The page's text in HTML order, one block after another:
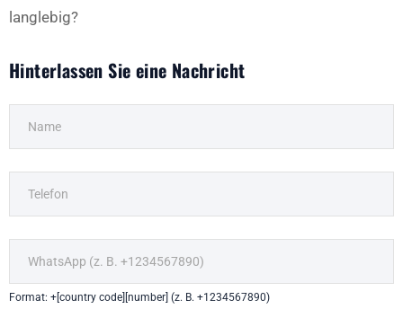
langlebig?
Hinterlassen Sie eine Nachricht
Format: +[country code][number] (z. B. +1234567890)